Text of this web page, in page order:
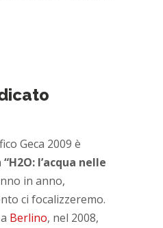
Geca 2009 è
“H2O: l’acqua nelle
in anno,
ci focalizzeremo.
Berlino, nel 2008,